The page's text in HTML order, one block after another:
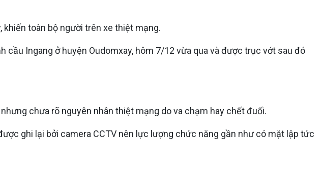
khiến toàn bộ người trên xe thiệt mạng.
Ingang ở huyện Oudomxay, hôm 7/12 vừa qua và được trục vớt sau đó
chưa rõ nguyên nhân thiệt mạng do va chạm hay chết đuối.
ghi lại bởi camera CCTV nên lực lượng chức năng gần như có mặt lập tức